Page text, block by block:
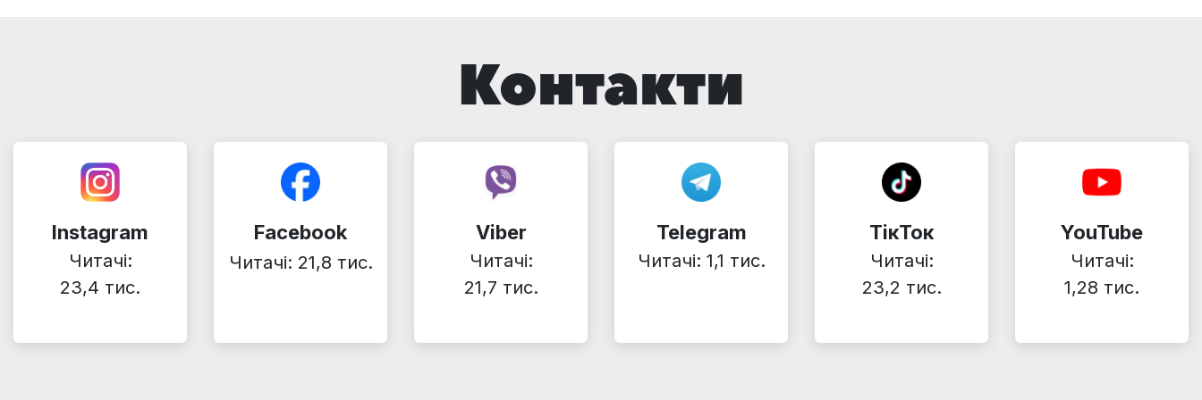
Контакти
Instagram
Читачі:
23,4 тис.
Facebook
Читачі: 21,8 тис.
Viber
Читачі:
21,7 тис.
Telegram
Читачі: 1,1 тис.
ТікТок
Читачі:
23,2 тис.
YouTube
Читачі:
1,28 тис.